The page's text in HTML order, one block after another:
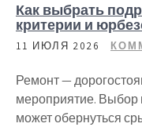
Как выбрать
критерии и
11 ИЮЛЯ 2026
Ремонт —
мероприятие. Выбор
может обернуться